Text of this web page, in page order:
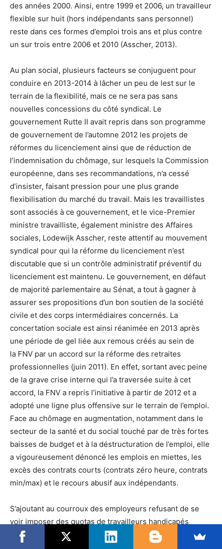
des années 2000. Ainsi, entre 1999 et 2006, un travailleur
flexible sur huit (hors indépendants sans personnel)
reste dans ces formes d’emploi trois ans et plus contre
un sur trois entre 2006 et 2010 (Asscher, 2013).
Au plan social, plusieurs facteurs se conjuguent pour
conduire en 2013-2014 à lâcher un peu de lest sur le
terrain de la flexibilité, mais ce ne sera pas sans
nouvelles concessions du côté syndical. Le
gouvernement Rutte II avait repris dans son programme
de gouvernement de l’automne 2012 les projets de
réformes du licenciement ainsi que de réduction de
l’indemnisation du chômage, sur lesquels la Commission
européenne, dans ses recommandations, n’a cessé
d’insister, faisant pression pour une plus grande
flexibilisation du marché du travail. Mais les travaillistes
sont associés à ce gouvernement, et le vice-Premier
ministre travailliste, également ministre des Affaires
sociales, Lodewijk Asscher, reste attentif au mouvement
syndical pour qui la réforme du licenciement n’est
discutable que si un contrôle administratif préventif du
licenciement est maintenu. Le gouvernement, en défaut
de majorité parlementaire au Sénat, a tout à gagner à
assurer ses propositions d’un bon soutien de la société
civile et des corps intermédiaires concernés. La
concertation sociale est ainsi réanimée en 2013 après
une période de gel liée aux remous créés au sein de
la FNV par un accord sur la réforme des retraites
professionnelles (juin 2011). En effet, sortant avec peine
de la grave crise interne qui l’a traversée suite à cet
accord, la FNV a repris l’initiative à partir de 2012 et a
adopté une ligne plus offensive sur le terrain de l’emploi.
Face au chômage en augmentation, notamment dans le
secteur de la santé et du social touché par de très fortes
baisses de budget et à la déstructuration de l’emploi, elle
a vigoureusement dénoncé les emplois en miettes, les
excès des contrats courts (contrats zéro heure, contrats
min/max) et le recours abusif aux indépendants.
S’ajoutant au courroux des employeurs refusant de se
voir imposer des quotas de travailleurs handicapés
(Wierink, 2014c), les conditions paraissent donc réunies